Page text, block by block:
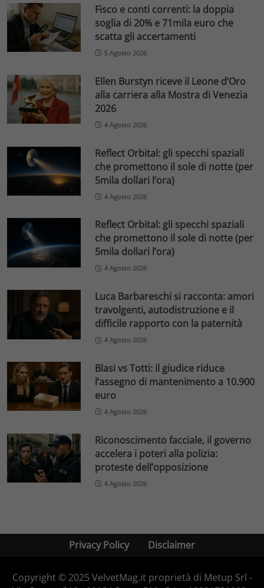
Fisco e conti correnti: la doppia
soglia di 20% e 71mila euro che
scatta gli accertamenti
5 Agosto 2026
Ellen Burstyn riceve il Leone d’Oro
alla carriera alla Mostra di Venezia
2026
4 Agosto 2026
Reflect Orbital: gli specchi spaziali
che promettono il sole di notte (per
5mila dollari l’ora)
4 Agosto 2026
Reflect Orbital: gli specchi spaziali
che promettono il sole di notte (per
5mila dollari l’ora)
4 Agosto 2026
Luca Barbareschi si racconta: amori
travolgenti, autodistruzione e il
difficile rapporto con la paternità
4 Agosto 2026
Blasi vs Totti: il giudice riduce
l’assegno di mantenimento a 10.900
euro
4 Agosto 2026
Riconoscimento facciale, il governo
accelera i poteri alla polizia:
proteste dell’opposizione
4 Agosto 2026
Privacy Policy Disclaimer
Copyright © 2025 VelvetMag.it proprietà di Metup Srl -